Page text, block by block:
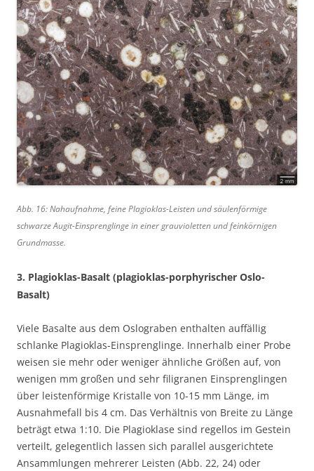
Abb. 16: Nahaufnahme, feine Plagioklas-Leisten und säulenförmige
schwarze Augit-Einsprenglinge in einer grauvioletten und feinkörnigen
Grundmasse.
3. Plagioklas-Basalt (plagioklas-porphyrischer Oslo-
Basalt)
Viele Basalte aus dem Oslograben enthalten auffällig
schlanke Plagioklas-Einsprenglinge. Innerhalb einer Probe
weisen sie mehr oder weniger ähnliche Größen auf, von
wenigen mm großen und sehr filigranen Einsprenglingen
über leistenförmige Kristalle von 10-15 mm Länge, im
Ausnahmefall bis 4 cm. Das Verhältnis von Breite zu Länge
beträgt etwa 1:10. Die Plagioklase sind regellos im Gestein
verteilt, gelegentlich lassen sich parallel ausgerichtete
Ansammlungen mehrerer Leisten (Abb. 22, 24) oder